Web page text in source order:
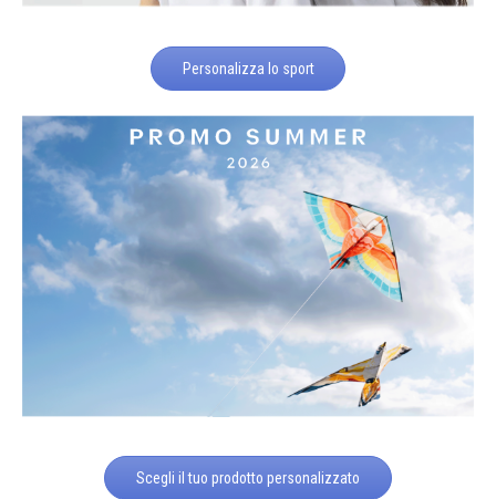
Personalizza lo sport
Scegli il tuo prodotto personalizzato